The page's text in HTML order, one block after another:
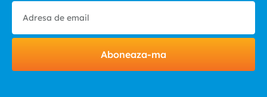
Aboneaza-ma